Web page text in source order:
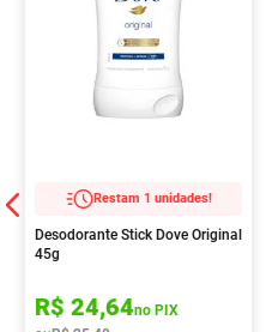
Restam 1 unidades!
Desodorante Stick Dove Original
45g
R$ 24,64no PIX